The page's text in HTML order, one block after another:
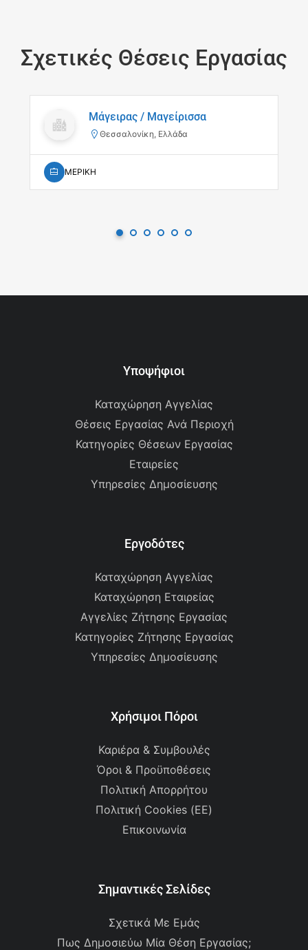
Σχετικές Θέσεις Εργασίας
Μάγειρας / Μαγείρισσα
Θεσσαλονίκη, Ελλάδα
ΜΕΡΙΚΗ
Υποψήφιοι
Καταχώρηση Αγγελίας
Θέσεις Εργασίας Ανά Περιοχή
Κατηγορίες Θέσεων Εργασίας
Εταιρείες
Υπηρεσίες Δημοσίευσης
Εργοδότες
Καταχώρηση Αγγελίας
Καταχώρηση Εταιρείας
Αγγελίες Ζήτησης Εργασίας
Κατηγορίες Ζήτησης Εργασίας
Υπηρεσίες Δημοσίευσης
Χρήσιμοι Πόροι
Καριέρα & Συμβουλές
Όροι & Προϋποθέσεις
Πολιτική Απορρήτου
Πολιτική Cookies (ΕΕ)
Επικοινωνία
Σημαντικές Σελίδες
Σχετικά Με Εμάς
Πως Δημοσιεύω Μία Θέση Εργασίας;